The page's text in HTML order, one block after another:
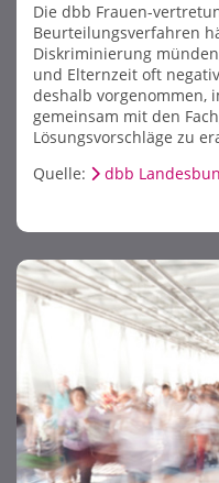
Die dbb Frauen-
Beurteilungsverfahren
Diskriminierung
und Elternzeit oft
deshalb vorgenommen,
gemeinsam mit den
Lösungsvorschläge zu
Quelle:
dbb